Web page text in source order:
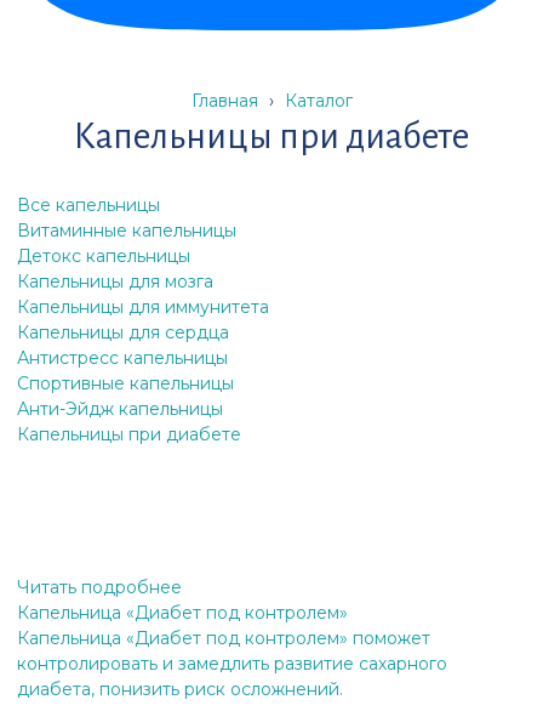
Главная › Каталог
Капельницы при диабете
Все капельницы
Витаминные капельницы
Детокс капельницы
Капельницы для мозга
Капельницы для иммунитета
Капельницы для сердца
Антистресс капельницы
Спортивные капельницы
Анти-Эйдж капельницы
Капельницы при диабете
Читать подробнее
Капельница «Диабет под контролем»
Капельница «Диабет под контролем» поможет
контролировать и замедлить развитие сахарного
диабета, понизить риск осложнений.